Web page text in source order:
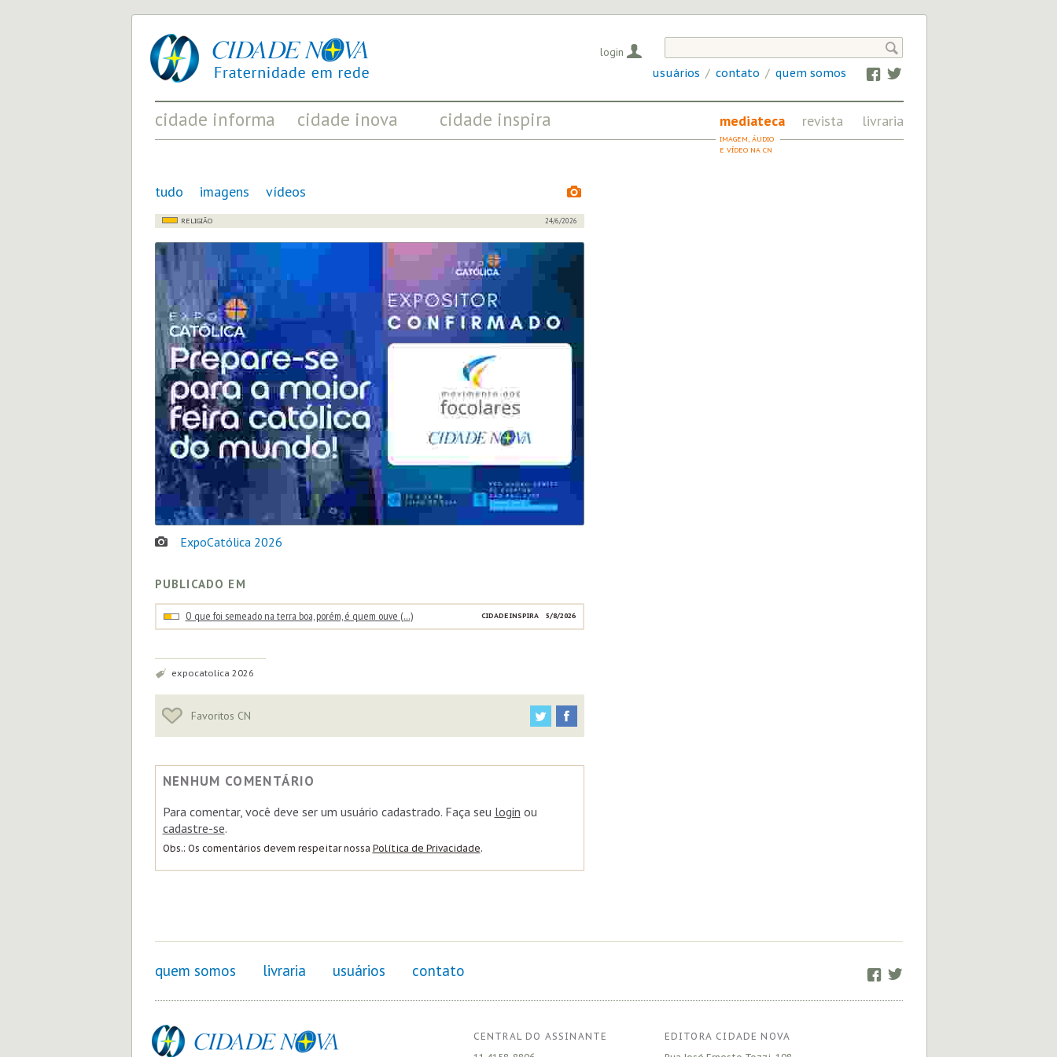
cidade
nova
UM
PROJETO
PELA
FRATERNIDADE
cidade informa
FATOS RELEVANTES PARA
cidade inova
ACONTECIMENTOS QUE EVIDENCIAM
cidade inspira
INICIATIVAS QUE TRANSFORMAM
mediateca
IMAGEM, ÁUDIO
E VÍDEO NA CN
revista
FRATERNIDADE
livraria

login
usuários / contato / quem somos Facebook
Twitter
tudo imagens vídeos
RELIGIÃO 24/6/2026
ExpoCatólica 2026
PUBLICADO EM
O que foi semeado na terra boa, porém, é quem ouve (…) CIDADE INSPIRA 5/8/2026
Tags:expocatolica 2026
Favoritos CN
NENHUM COMENTÁRIO
Para comentar, você deve ser um usuário cadastrado. Faça seu login ou
cadastre-se.
Obs.: Os comentários devem respeitar nossa Política de Privacidade.
quem somos livraria usuários contato Facebook
Twitter
CENTRAL DO ASSINANTE
EDITORA CIDADE NOVA